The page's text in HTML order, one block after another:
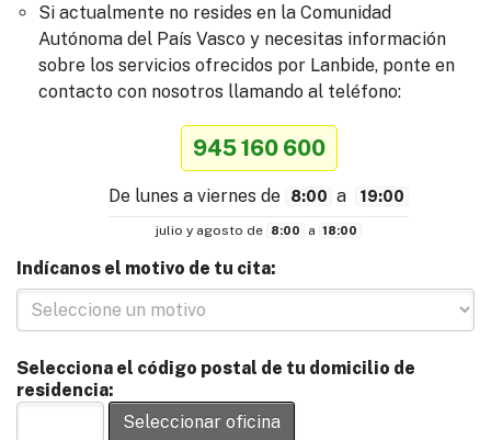
Si actualmente no resides en la Comunidad
Autónoma del País Vasco y necesitas información
sobre los servicios ofrecidos por Lanbide, ponte en
contacto con nosotros llamando al teléfono:
945 160 600
De lunes a viernes de 8:00 a 19:00
julio y agosto de 8:00 a 18:00
Indícanos el motivo de tu cita:
Selecciona el código postal de tu domicilio de
residencia:
Seleccionar oficina